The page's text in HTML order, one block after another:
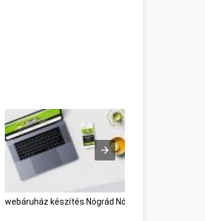
webáruház készítés Nógrád Nógrád megye